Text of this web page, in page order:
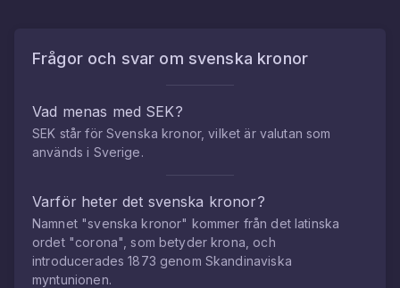
Frågor och svar om svenska kronor
Vad menas med SEK?
SEK står för Svenska kronor, vilket är valutan som
används i Sverige.
Varför heter det svenska kronor?
Namnet "svenska kronor" kommer från det latinska
ordet "corona", som betyder krona, och
introducerades 1873 genom Skandinaviska
myntunionen.